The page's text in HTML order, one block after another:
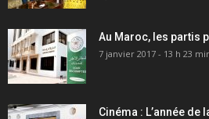
Au Maroc, les partis
7 janvier 2017 - 13 h 23
Cinéma : L’année de